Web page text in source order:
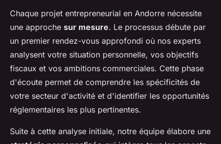
Chaque projet entrepreneurial en Andorre nécessite
une approche sur mesure. Le processus débute par
un premier rendez-vous approfondi où nos experts
analysent votre situation personnelle, vos objectifs
fiscaux et vos ambitions commerciales. Cette phase
d'écoute permet de comprendre les spécificités de
votre secteur d'activité et d'identifier les opportunités
réglementaires les plus pertinentes.
Suite à cette analyse initiale, notre équipe élabore une